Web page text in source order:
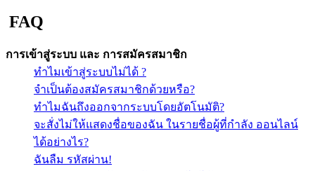
FAQ
การเข้าสู่ระบบ และ การสมัครสมาชิก
ทำไมเข้าสู่ระบบไม่ได้ ?
จำเป็นต้องสมัครสมาชิกด้วยหรือ?
ทำไมฉันถึงออกจากระบบโดยอัตโนมัติ?
จะสั่งไม่ให้แสดงชื่อของฉัน ในรายชื่อผู้ที่กำลัง ออนไลน์
ได้อย่างไร?
ฉันลืม รหัสผ่าน!